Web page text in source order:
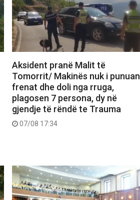
Aksident pranë Malit të
Tomorrit/ Makinës nuk i punuan
frenat dhe doli nga rruga,
plagosen 7 persona, dy në
gjendje të rëndë te Trauma
07/08 17:34